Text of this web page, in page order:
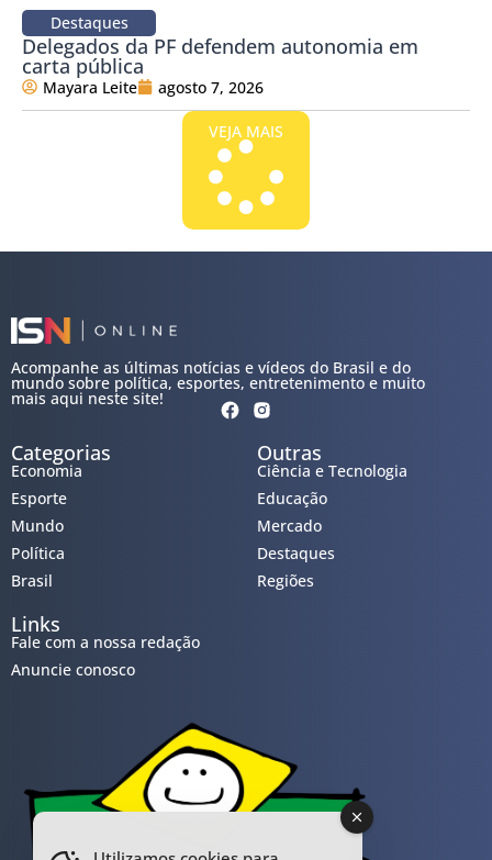
Destaques
Delegados da PF defendem autonomia em
carta pública
Mayara Leite agosto 7, 2026
VEJA MAIS
Acompanhe as últimas notícias e vídeos do Brasil e do
mundo sobre política, esportes, entretenimento e muito
mais aqui neste site!
Categorias
Economia
Esporte
Mundo
Política
Brasil
Outras
Ciência e Tecnologia
Educação
Mercado
Destaques
Regiões
Links
Fale com a nossa redação
Anuncie conosco